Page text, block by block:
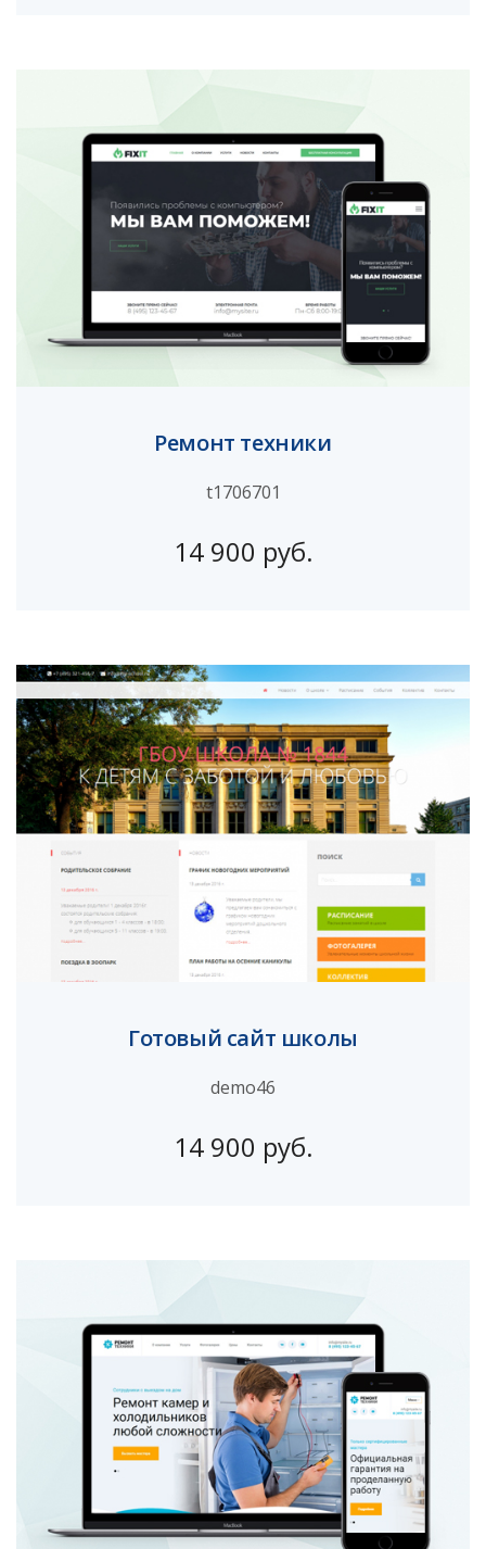
Ремонт техники
t1706701
14 900 руб.
Готовый сайт школы
demo46
14 900 руб.